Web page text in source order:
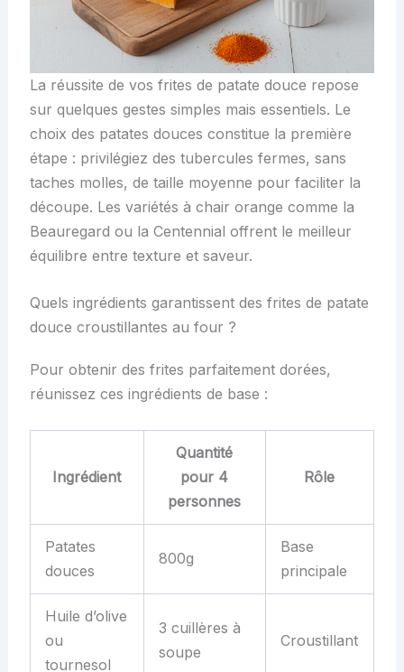
La réussite de vos frites de patate douce repose
sur quelques gestes simples mais essentiels. Le
choix des patates douces constitue la première
étape : privilégiez des tubercules fermes, sans
taches molles, de taille moyenne pour faciliter la
découpe. Les variétés à chair orange comme la
Beauregard ou la Centennial offrent le meilleur
équilibre entre texture et saveur.
Quels ingrédients garantissent des frites de patate
douce croustillantes au four ?
Pour obtenir des frites parfaitement dorées,
réunissez ces ingrédients de base :
Ingrédient
Quantité
pour 4
personnes
Rôle
Patates
douces
800g
Base
principale
Huile d’olive
ou
tournesol
3 cuillères à
soupe
Croustillant